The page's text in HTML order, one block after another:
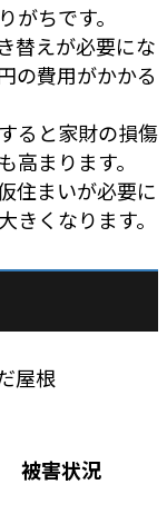
ちです。
替えが必要にな
の費用がかかる
ると家財の損傷
まります。
住まいが必要に
くなります。
被害状況